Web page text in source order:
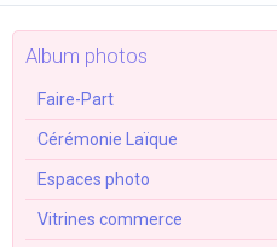
Album photos
Faire-Part
Cérémonie Laïque
Espaces photo
Vitrines commerce